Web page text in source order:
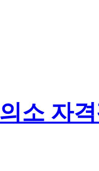
소 자